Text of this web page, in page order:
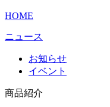
HOME
ニュース
お知らせ
イベント
商品紹介